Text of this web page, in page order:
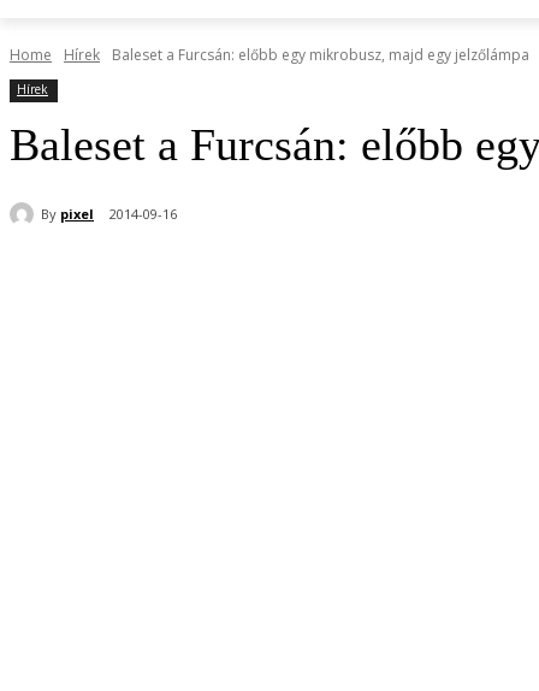
Home Hírek Baleset a Furcsán: előbb egy mikrobusz, majd egy jelzőlámpa
Hírek
Baleset a Furcsán: előbb
By pixel 2014-09-16